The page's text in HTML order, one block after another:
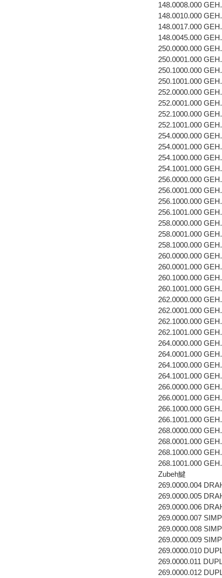
148.0008.000
148.0010.000
148.0017.000
148.0045.000
250.0000.000
250.0001.000
250.1000.000
250.1001.000
252.0000.000
252.0001.000
252.1000.000
252.1001.000
254.0000.000
254.0001.000
254.1000.000
254.1001.000
256.0000.000
256.0001.000
256.1000.000
256.1001.000
258.0000.000
258.0001.000
258.1000.000
260.0000.000
260.0001.000
260.1000.000
260.1001.000
262.0000.000
262.0001.000
262.1000.000
262.1001.000
264.0000.000
264.0001.000
264.1000.000
264.1001.000
266.0000.000
266.0001.000
266.1000.000
266.1001.000
268.0000.000
268.0001.000
268.1000.000
268.1001.000
Zubeh鰎
269.0000.004
269.0000.005
269.0000.006
269.0000.007
269.0000.008
269.0000.009
269.0000.010
269.0000.011
269.0000.012